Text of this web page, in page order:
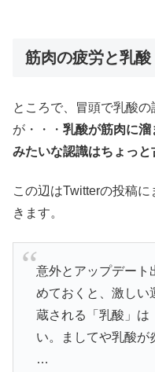
筋肉の疲労と乳酸
ところで、冒頭で乳酸
が・・・ 乳酸が筋肉に溜
みたいな認識はちょっと
この辺はTwitterの投稿
きます。
意外とアップデート
めておくと、激しい
蔵される「乳酸」は
い。ましてや乳酸が
…